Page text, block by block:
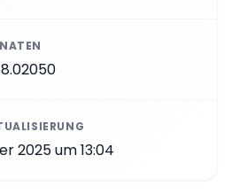
2025 um 13:04